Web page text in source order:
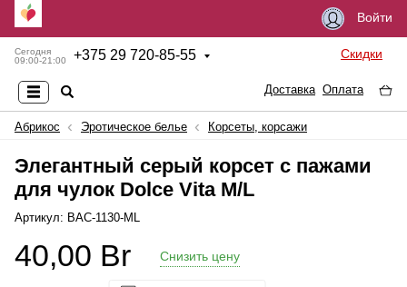
Войти
Сегодня
09:00-21:00
+375 29 720-85-55 Скидки
Доставка Оплата
Абрикос Эротическое белье Корсеты, корсажи
Элегантный серый корсет с пажами
для чулок Dolce Vita M/L
Артикул: BAC-1130-ML
40,00 Br Снизить цену